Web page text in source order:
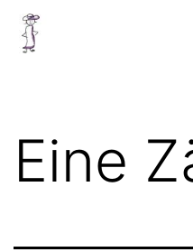
Zum
InhaltChellinchen
Eine